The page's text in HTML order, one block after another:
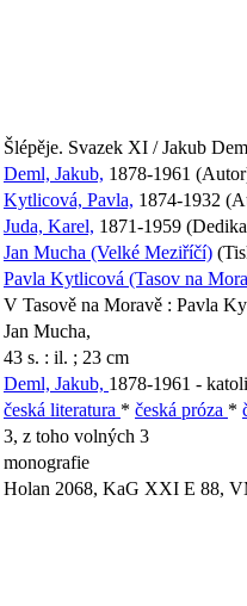
Šlépěje. Svazek XI / Jakub
Deml, Jakub, 1878-1961
Kytlicová, Pavla, 1874-1932
Juda, Karel, 1871-1959
Jan Mucha (Velké Meziříčí)
Pavla Kytlicová (Tasov na
V Tasově na Moravě : Pavla
Jan Mucha,
43 s. : il. ; 23 cm
Deml, Jakub, 1878-1961 -
česká literatura * česká próza *
3, z toho volných 3
monografie
Holan 2068, KaG XXI E 88,